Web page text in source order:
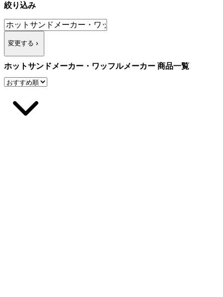
絞り込み
変更する
ホットサンドメーカー・ワッフルメーカー 商品一覧